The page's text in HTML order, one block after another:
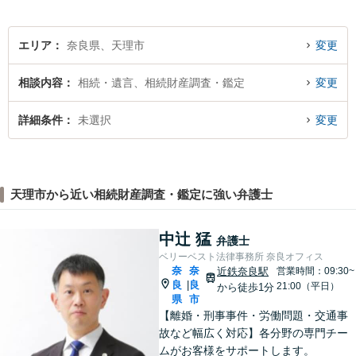
エリア 奈良県、天理市 変更
相談内容 相続・遺言、相続財産調査・鑑定 変更
詳細条件 未選択 変更
天理市から近い相続財産調査・鑑定に強い弁護士
中辻 猛 弁護士
ベリーベスト法律事務所 奈良オフィス
奈
良
県
奈
良
市
近鉄奈良駅
から徒歩1分
営業時間：09:30~
21:00（平日）
【離婚・刑事事件・労働問題・交通事
故など幅広く対応】各分野の専門チー
ムがお客様をサポートします。